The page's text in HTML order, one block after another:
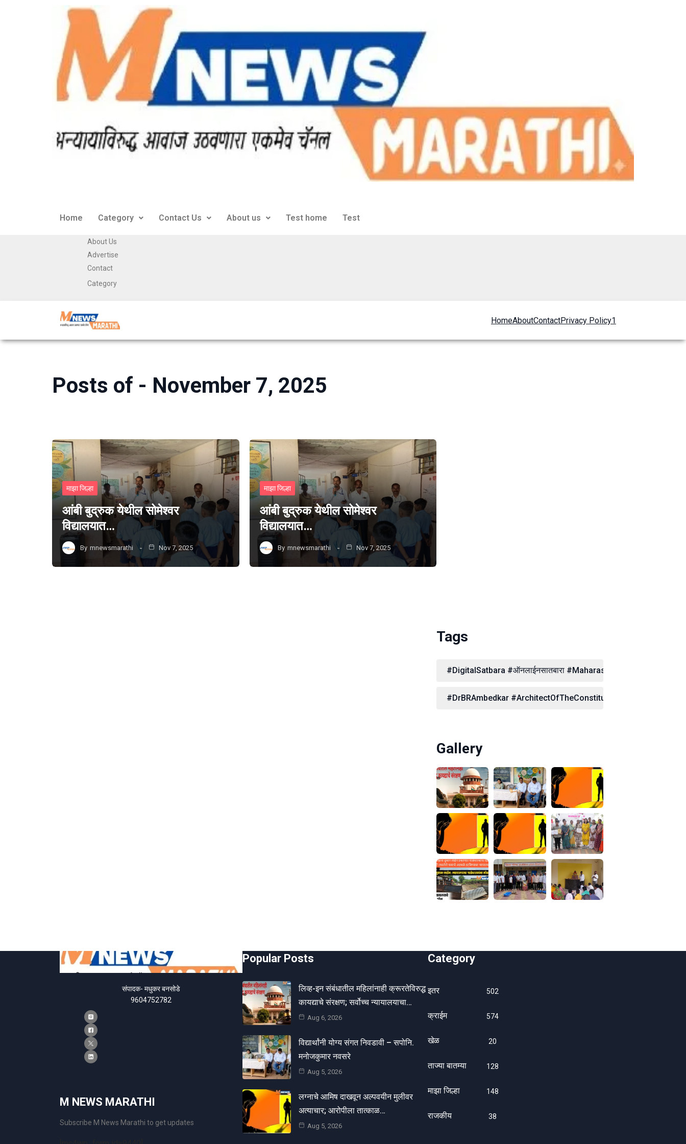
Home Category Contact Us About us Test home Test
About Us
Advertise
Contact
Category
HomeAboutContactPrivacy Policy1
Posts of - November 7, 2025
माझा जिल्हा
आंबी बुद्रुक येथील सोमेश्वर
विद्यालयात…
By mnewsmarathi Nov 7, 2025
माझा जिल्हा
आंबी बुद्रुक येथील सोमेश्वर
विद्यालयात…
By mnewsmarathi Nov 7, 2025
Tags
#DigitalSatbara #ऑनलाईनसातबारा #Maharashtra #MahaBhumi
#DrBRAmbedkar #ArchitectOfTheConstitution #SocialJustice
Gallery
संपादक- मधुकर बनसोडे
9604752782
M NEWS MARATHI
Subscribe M News Marathi to get updates
Popular Posts
लिव्ह-इन संबंधातील महिलांनाही क्रूरतेविरुद्ध
कायद्याचे संरक्षण; सर्वोच्च न्यायालयाचा…
Aug 6, 2026
विद्यार्थांनी योग्य संगत निवडावी – सपोनि.
मनोजकुमार नवसरे
Aug 5, 2026
लग्नाचे आमिष दाखवून अल्पवयीन मुलीवर
अत्याचार; आरोपीला तात्काळ…
Aug 5, 2026
Category
इतर 502
क्राईम 574
खेळ 20
ताज्या बातम्या 128
माझा जिल्हा 1480
राजकीय 38